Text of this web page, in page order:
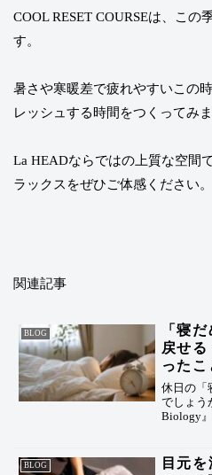
COOL RESET COURSEは、こ
す。
暑さや寒暖差で疲れやすいこの
レッシュする時間をつくってみま
La HEADならではの上質な空間
ラックスをぜひご体感ください。
関連記事
BLOG
「寝
戻せ
ったこ
休日の「
でしょう
Biology
慣につい
BLOG
目元